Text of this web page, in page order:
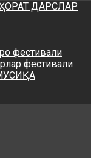
ДАРСЛАР
фестивали
фестивали